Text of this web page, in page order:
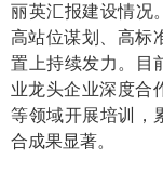
丽英汇报建设情况
高站位谋划、高标
置上持续发力。目
业龙头企业深度合
等领域开展培训，
合成果显著。